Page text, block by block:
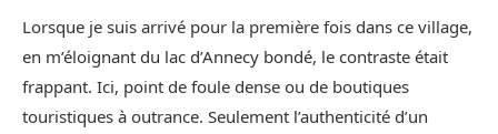
Lorsque je suis arrivé pour la première fois dans ce village,
en m’éloignant du lac d’Annecy bondé, le contraste était
frappant. Ici, point de foule dense ou de boutiques
touristiques à outrance. Seulement l’authenticité d’un